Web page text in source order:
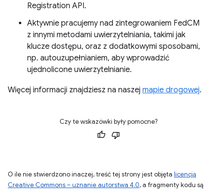
Registration API.
Aktywnie pracujemy nad zintegrowaniem FedCM
z innymi metodami uwierzytelniania, takimi jak
klucze dostępu, oraz z dodatkowymi sposobami,
np. autouzupełnianiem, aby wprowadzić
ujednolicone uwierzytelnianie.
Więcej informacji znajdziesz na naszej mapie drogowej.
Czy te wskazówki były pomocne?
O ile nie stwierdzono inaczej, treść tej strony jest objęta licencją
Creative Commons – uznanie autorstwa 4.0, a fragmenty kodu są